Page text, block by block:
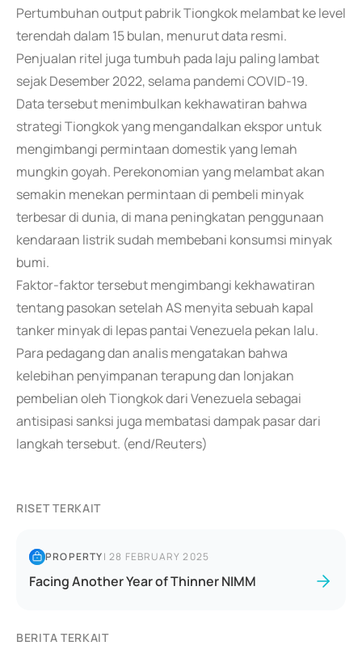
Pertumbuhan output pabrik Tiongkok melambat ke level
terendah dalam 15 bulan, menurut data resmi.
Penjualan ritel juga tumbuh pada laju paling lambat
sejak Desember 2022, selama pandemi COVID-19.
Data tersebut menimbulkan kekhawatiran bahwa
strategi Tiongkok yang mengandalkan ekspor untuk
mengimbangi permintaan domestik yang lemah
mungkin goyah. Perekonomian yang melambat akan
semakin menekan permintaan di pembeli minyak
terbesar di dunia, di mana peningkatan penggunaan
kendaraan listrik sudah membebani konsumsi minyak
bumi.
Faktor-faktor tersebut mengimbangi kekhawatiran
tentang pasokan setelah AS menyita sebuah kapal
tanker minyak di lepas pantai Venezuela pekan lalu.
Para pedagang dan analis mengatakan bahwa
kelebihan penyimpanan terapung dan lonjakan
pembelian oleh Tiongkok dari Venezuela sebagai
antisipasi sanksi juga membatasi dampak pasar dari
langkah tersebut. (end/Reuters)
RISET TERKAIT
PROPERTY|28 FEBRUARY 2025
Facing Another Year of Thinner NIMM
BERITA TERKAIT